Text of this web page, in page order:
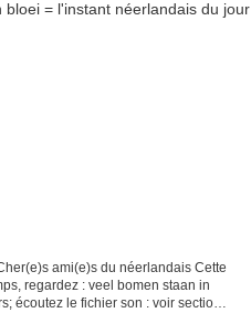
ami(e)s du néerlandais Cette
regardez : veel bomen staan in
écoutez le fichier son : voir section